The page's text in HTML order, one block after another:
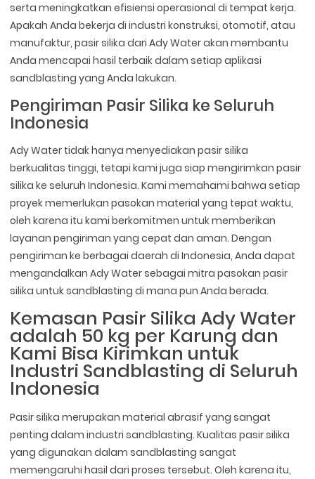
serta meningkatkan efisiensi operasional di tempat kerja.
Apakah Anda bekerja di industri konstruksi, otomotif, atau
manufaktur, pasir silika dari Ady Water akan membantu
Anda mencapai hasil terbaik dalam setiap aplikasi
sandblasting yang Anda lakukan.
Pengiriman Pasir Silika ke Seluruh
Indonesia
Ady Water tidak hanya menyediakan pasir silika
berkualitas tinggi, tetapi kami juga siap mengirimkan pasir
silika ke seluruh Indonesia. Kami memahami bahwa setiap
proyek memerlukan pasokan material yang tepat waktu,
oleh karena itu kami berkomitmen untuk memberikan
layanan pengiriman yang cepat dan aman. Dengan
pengiriman ke berbagai daerah di Indonesia, Anda dapat
mengandalkan Ady Water sebagai mitra pasokan pasir
silika untuk sandblasting di mana pun Anda berada.
Kemasan Pasir Silika Ady Water
adalah 50 kg per Karung dan
Kami Bisa Kirimkan untuk
Industri Sandblasting di Seluruh
Indonesia
Pasir silika merupakan material abrasif yang sangat
penting dalam industri sandblasting. Kualitas pasir silika
yang digunakan dalam sandblasting sangat
memengaruhi hasil dari proses tersebut. Oleh karena itu,